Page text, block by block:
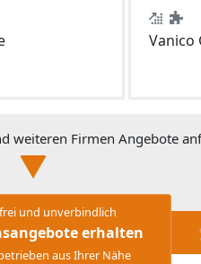
Vanico
weiteren Firmen Angebote
und unverbindlich
erhalten
aus Ihrer Nähe